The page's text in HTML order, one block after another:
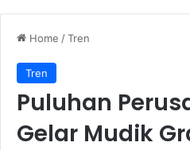
Home /Tren
Tren
Puluhan
Gelar Mudik